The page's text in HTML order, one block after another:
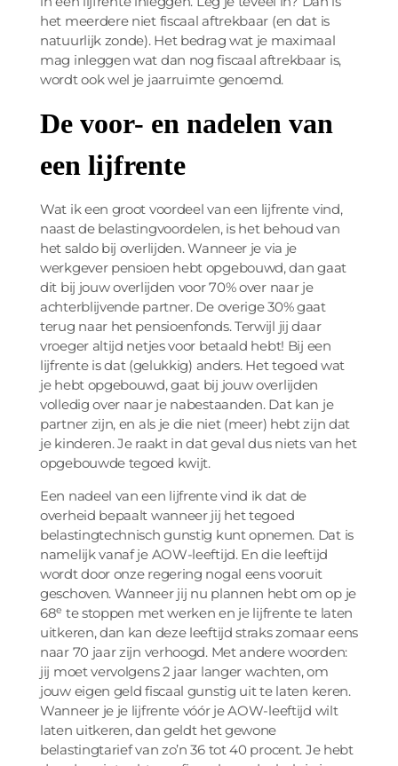
het meerdere niet fiscaal aftrekbaar (en dat is
natuurlijk zonde). Het bedrag wat je maximaal
mag inleggen wat dan nog fiscaal aftrekbaar is,
wordt ook wel je jaarruimte genoemd.
De voor- en nadelen van
een lijfrente
Wat ik een groot voordeel van een lijfrente vind,
naast de belastingvoordelen, is het behoud van
het saldo bij overlijden. Wanneer je via je
werkgever pensioen hebt opgebouwd, dan gaat
dit bij jouw overlijden voor 70% over naar je
achterblijvende partner. De overige 30% gaat
terug naar het pensioenfonds. Terwijl jij daar
vroeger altijd netjes voor betaald hebt! Bij een
lijfrente is dat (gelukkig) anders. Het tegoed wat
je hebt opgebouwd, gaat bij jouw overlijden
volledig over naar je nabestaanden. Dat kan je
partner zijn, en als je die niet (meer) hebt zijn dat
je kinderen. Je raakt in dat geval dus niets van het
opgebouwde tegoed kwijt.
Een nadeel van een lijfrente vind ik dat de
overheid bepaalt wanneer jij het tegoed
belastingtechnisch gunstig kunt opnemen. Dat is
namelijk vanaf je AOW-leeftijd. En die leeftijd
wordt door onze regering nogal eens vooruit
geschoven. Wanneer jij nu plannen hebt om op je
68e te stoppen met werken en je lijfrente te laten
uitkeren, dan kan deze leeftijd straks zomaar eens
naar 70 jaar zijn verhoogd. Met andere woorden:
jij moet vervolgens 2 jaar langer wachten, om
jouw eigen geld fiscaal gunstig uit te laten keren.
Wanneer je je lijfrente vóór je AOW-leeftijd wilt
laten uitkeren, dan geldt het gewone
belastingtarief van zo’n 36 tot 40 procent. Je hebt